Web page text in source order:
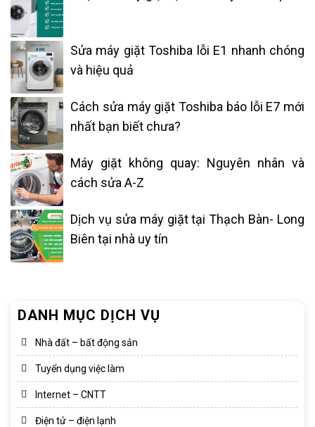
DANH MỤC DỊCH VỤ
Nhà đất – bất động sản
Tuyển dụng việc làm
Internet – CNTT
Điện tử – điện lạnh
Sửa máy giặt Toshiba lỗi E1 nhanh chóng
và hiệu quả
Cách sửa máy giặt Toshiba báo lỗi E7 mới
nhất bạn biết chưa?
Máy giặt không quay: Nguyên nhân và
cách sửa A-Z
Dịch vụ sửa máy giặt tại Thạch Bàn- Long
Biên tại nhà uy tín